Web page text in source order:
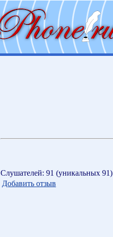
Слушателей: 91 (уникальных 91)
Добавить отзыв